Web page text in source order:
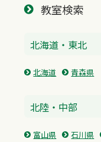
教室検索
北海道・東北
北海道 青森県
北陸・中部
富山県 石川県